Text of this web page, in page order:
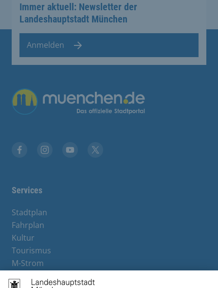
Immer aktuell: Newsletter der
Landeshauptstadt München
Anmelden
Übergreifende Links
Services
Stadtplan
Fahrplan
Kultur
Tourismus
M-Strom